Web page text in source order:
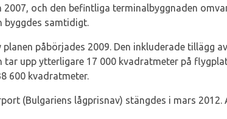
och den befintliga terminalbyggnaden
byggdes samtidigt.
påbörjades 2009. Den inkluderade tillägg
tar upp ytterligare 17 000 kvadratmeter på
600 kvadratmeter.
(Bulgariens lågprisnav) stängdes i mars